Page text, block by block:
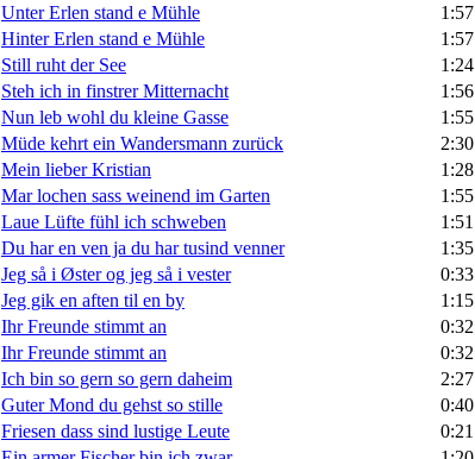
Unter Erlen stand e Mühle 1:57
Hinter Erlen stand e Mühle 1:57
Still ruht der See 1:24
Steh ich in finstrer Mitternacht 1:56
Nun leb wohl du kleine Gasse 1:55
Müde kehrt ein Wandersmann zurück 2:30
Mein lieber Kristian 1:28
Mar lochen sass weinend im Garten 1:55
Laue Lüfte fühl ich schweben 1:51
Du har en ven ja du har tusind venner 1:35
Jeg så i Øster og jeg så i vester 0:33
Jeg gik en aften til en by 1:15
Ihr Freunde stimmt an 0:32
Ihr Freunde stimmt an 0:32
Ich bin so gern so gern daheim 2:27
Guter Mond du gehst so stille 0:40
Friesen dass sind lustige Leute 0:21